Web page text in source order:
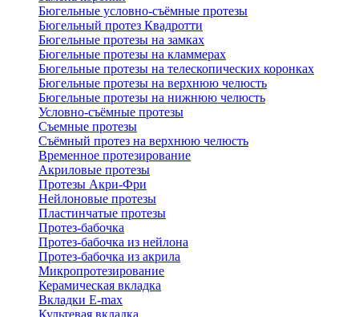
Бюгельные условно-съёмные протезы
Бюгельный протез Квадротти
Бюгельные протезы на замках
Бюгельные протезы на кламмерах
Бюгельные протезы на телескопических коронках
Бюгельные протезы на верхнюю челюсть
Бюгельные протезы на нижнюю челюсть
Условно-съёмные протезы
Съемные протезы
Съёмный протез на верхнюю челюсть
Временное протезирование
Акриловые протезы
Протезы Акри-Фри
Нейлоновые протезы
Пластинчатые протезы
Протез-бабочка
Протез-бабочка из нейлона
Протез-бабочка из акрила
Микропротезирование
Керамическая вкладка
Вкладки E-max
Культевая вкладка